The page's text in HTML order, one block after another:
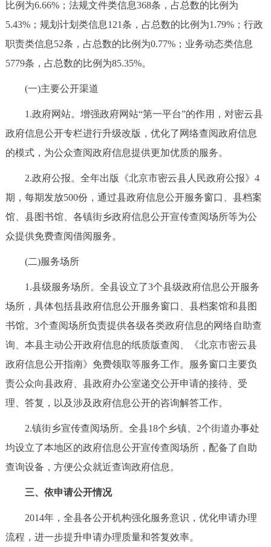
ENGLISH 한국어 日本語
DEUTSCH FRANÇAIS
ESPAÑOL
ITALIANO
回到顶部
比例为6.66%；法规文件类信息368条，占总数的比例为
5.43%；规划计划类信息121条，占总数的比例为1.79%；行政
职责类信息52条，占总数的比例为0.77%；业务动态类信息
5779条，占总数的比例为85.35%。
(一)主要公开渠道
1.政府网站。增强政府网站“第一平台”的作用，对密云县
政府信息公开专栏进行升级改版，优化了网络查阅政府信息
的模式，为公众查阅政府信息提供更加优质的服务。
2.政府公报。全年出版《北京市密云县人民政府公报》4
期，每期发放500份，通过县政府信息公开服务窗口、县档案
馆、县图书馆、各镇街乡政府信息公开宣传查阅场所等为公
众提供免费查阅借阅服务。
(二)服务场所
1.县级服务场所。全县设立了3个县级政府信息公开服务
场所，具体包括县政府信息公开服务窗口、县档案馆和县图
书馆。3个查阅场所负责提供各级各类政府信息的网络自助查
询、本县主动公开政府信息的纸质版查阅、《北京市密云县
政府信息公开指南》免费领取等服务工作。服务窗口主要负
责公众向县政府、县政府办公室递交公开申请的接待、受
理、答复，以及涉及政府信息公开的咨询解答工作。
2.镇街乡宣传查阅场所。全县18个乡镇、2个街道办事处
均设立了本地区的政府信息公开宣传查阅场所，配备了自助
查询设备，方便公众就近查询政府信息。
三、依申请公开情况
2014年，全县各公开机构强化服务意识，优化申请办理
流程，进一步提升申请办理质量和答复效率。